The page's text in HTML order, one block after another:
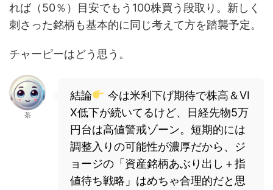
れば（50％）目安でもう100株買う段取り。新しく
刺さった銘柄も基本的に同じ考えて方を踏襲予定。
チャーピーはどう思う。
茶
結論
今は米利下げ期待で株高＆VI
X低下が続いてるけど、日経先物5万
円台は高値警戒ゾーン。短期的には
調整入りの可能性が濃厚だから、ジ
ョージの「資産銘柄あぶり出し＋指
値待ち戦略」はめちゃ合理的だと思